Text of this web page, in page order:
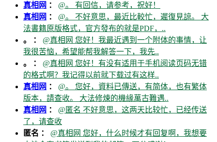
真相网 ： @。 有回信，请参考，祝好！
真相网 ： @。 不好意思，最近比較忙，遲復見諒。 大
法書籍原版格式，官方發布的就是PDF，..
。 ： @真相网 您好！我最近遇到一个附体的事情，让
我很苦恼，希望能帮我解答一下，我先..
。 ： @真相网 您好！有没有适用于手机阅读页码无错
的格式啊？我记得以前就下载过有这样..
真相网 ： @。 您好，資料已傳送，有简体，也有繁体
版本，請查收。 大法修煉的機緣萬古難遇..
真相网 ： @匿名 不好意思，这两天比较忙，已经传送
了，请查收
匿名 ： @真相网 您好，什么时候才有回复啊，我想要